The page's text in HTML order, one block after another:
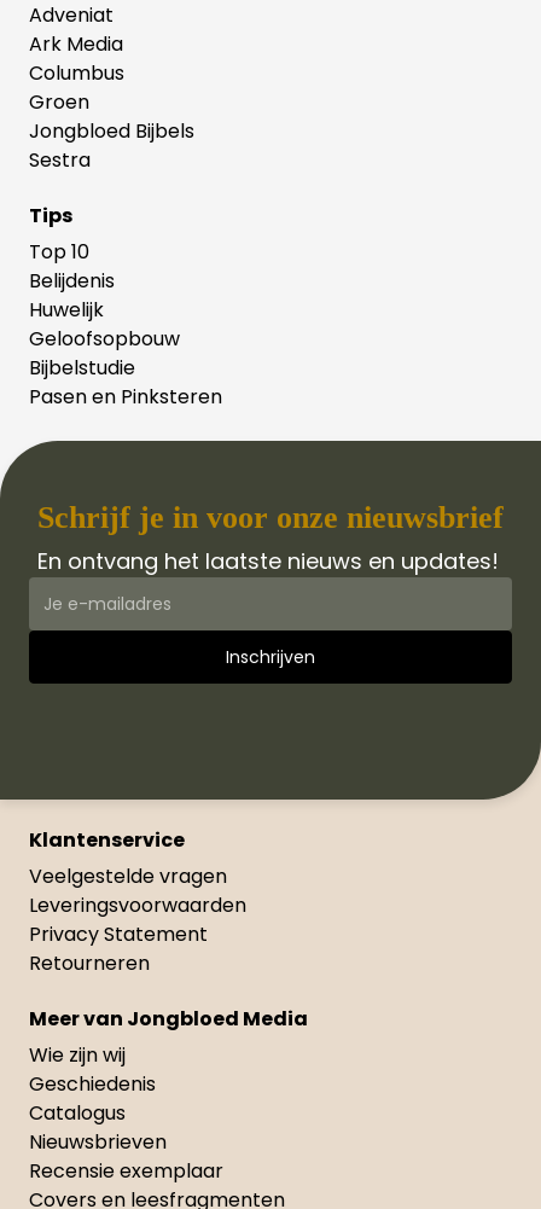
Adveniat
Ark Media
Columbus
Groen
Jongbloed Bijbels
Sestra
Tips
Top 10
Belijdenis
Huwelijk
Geloofsopbouw
Bijbelstudie
Pasen en Pinksteren
Schrijf je in voor onze nieuwsbrief
En ontvang het laatste nieuws en updates!
Klantenservice
Veelgestelde vragen
Leveringsvoorwaarden
Privacy Statement
Retourneren
Meer van Jongbloed Media
Wie zijn wij
Geschiedenis
Catalogus
Nieuwsbrieven
Recensie exemplaar
Covers en leesfragmenten